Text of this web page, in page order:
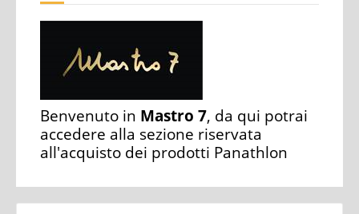
Benvenuto in Mastro 7, da qui potrai
accedere alla sezione riservata
all'acquisto dei prodotti Panathlon